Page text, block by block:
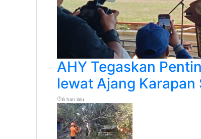
AHY Tegaskan
lewat Ajang Karapan
6 hari lalu